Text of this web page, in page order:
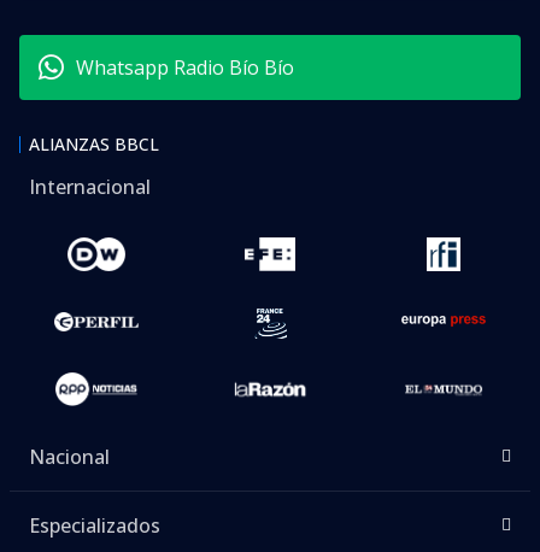
Whatsapp Radio Bío Bío
ALIANZAS BBCL
Internacional
Nacional
Especializados